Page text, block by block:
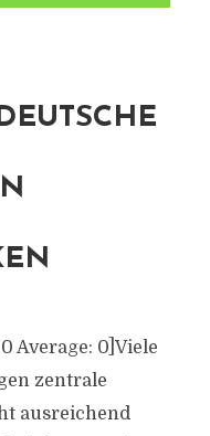
Average: 0]Viele
zentrale
ausreichend